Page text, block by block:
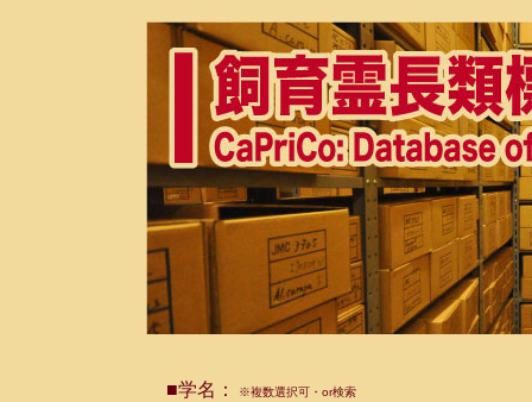
■学名： ※複数選択可・or検索